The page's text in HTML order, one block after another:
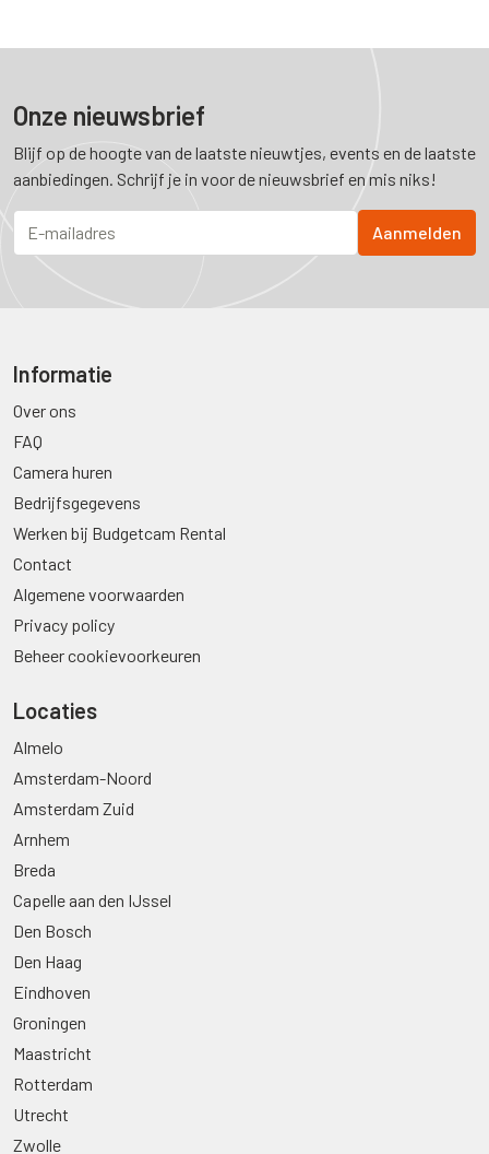
Onze nieuwsbrief
Blijf op de hoogte van de laatste nieuwtjes, events en de laatste
aanbiedingen. Schrijf je in voor de nieuwsbrief en mis niks!
Informatie
Over ons
FAQ
Camera huren
Bedrijfsgegevens
Werken bij Budgetcam Rental
Contact
Algemene voorwaarden
Privacy policy
Beheer cookievoorkeuren
Locaties
Almelo
Amsterdam-Noord
Amsterdam Zuid
Arnhem
Breda
Capelle aan den IJssel
Den Bosch
Den Haag
Eindhoven
Groningen
Maastricht
Rotterdam
Utrecht
Zwolle